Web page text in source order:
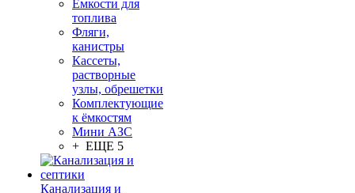
Емкости для
топлива
Фляги,
канистры
Кассеты,
растворные
узлы, обрешетки
Комплектующие
к ёмкостям
Мини АЗС
+ ЕЩЕ 5
Канализация и